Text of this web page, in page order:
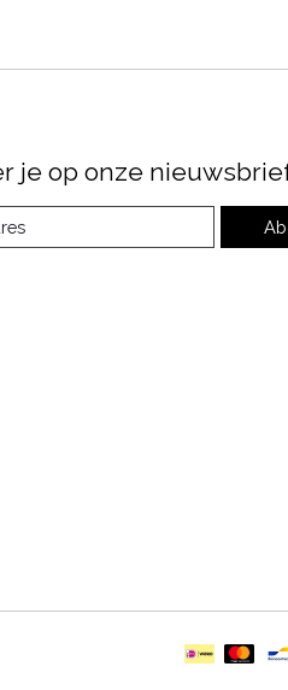
je op onze